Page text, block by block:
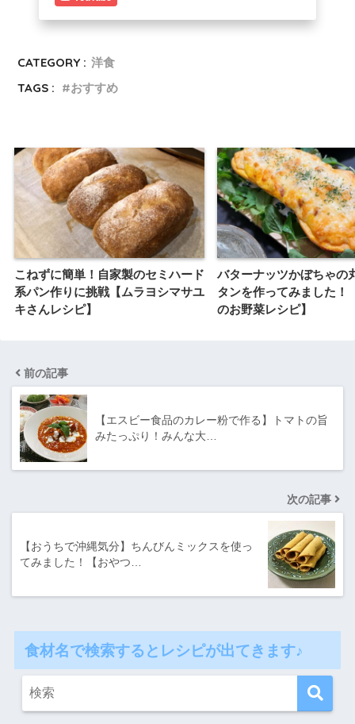
CATEGORY : 洋食
TAGS :
おすすめ
こねずに簡単！自家製のセミハード
系パン作りに挑戦【ムラヨシマサユ
キさんレシピ】
バターナッツかぼちゃの
タンを作ってみました！
のお野菜レシピ】
前の記事
【エスビー食品のカレー粉で作る】トマトの旨
みたっぷり！みんな大…
次の記事
【おうちで沖縄気分】ちんびんミックスを使っ
てみました！【おやつ…
食材名で検索するとレシピが出てきます♪